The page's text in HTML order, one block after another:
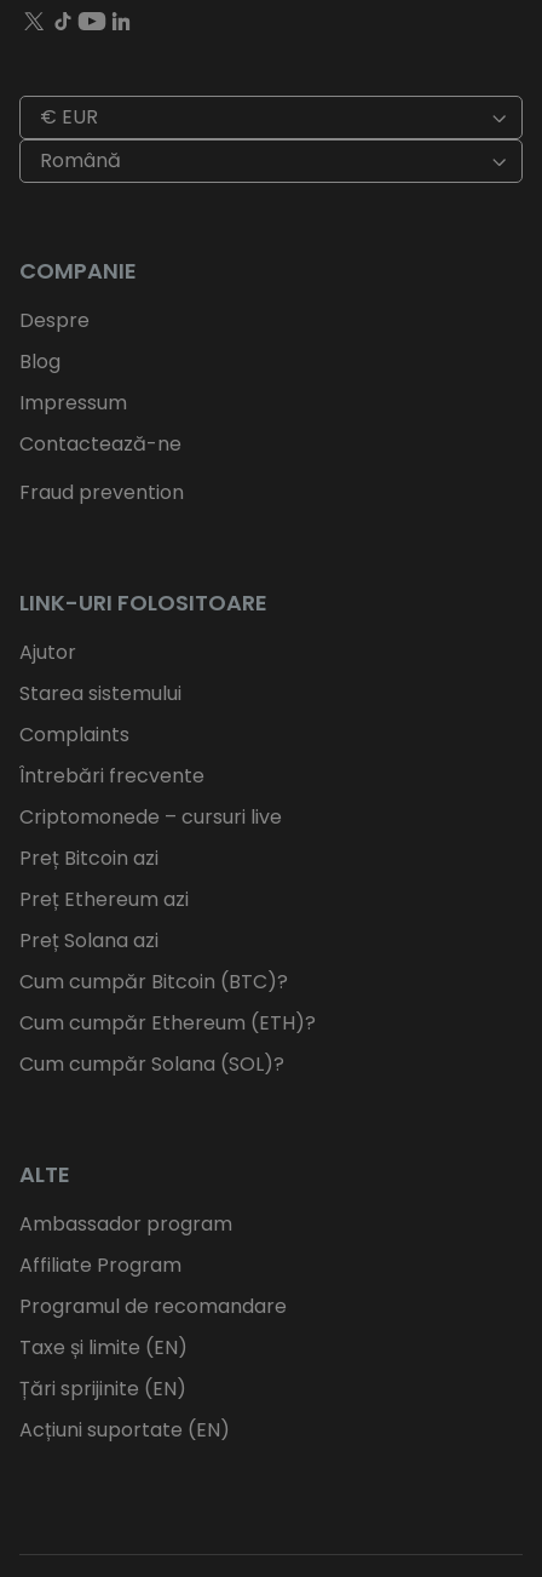
€ EUR
Română
COMPANIE
Despre
Blog
Impressum
Contactează-ne
Fraud prevention
LINK-URI FOLOSITOARE
Ajutor
Starea sistemului
Complaints
Întrebări frecvente
Criptomonede – cursuri live
Preț Bitcoin azi
Preț Ethereum azi
Preț Solana azi
Cum cumpăr Bitcoin (BTC)?
Cum cumpăr Ethereum (ETH)?
Cum cumpăr Solana (SOL)?
ALTE
Ambassador program
Affiliate Program
Programul de recomandare
Taxe și limite (EN)
Țări sprijinite (EN)
Acțiuni suportate (EN)